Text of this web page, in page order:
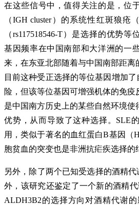
在这些信号中，值得关注的是，位
（IGH cluster）的系统性红斑狼疮
（rs117518546-T）是选择的优势等
基因频率在中国南部和大洋洲的一
来，在东亚北部随着与中国南部距离
目前这种受正选择的等位基因增加
险，但该等位基因可增强机体的免
是中国南方历史上的某些自然环境
优势，从而导致了这种选择。SLE
用，类似于著名的血红蛋白B基因（
胞贫血的突变也是非洲抗疟疾选择的
另外，除了两个已知受选择的酒精
外，该研究还鉴定了一个新的酒精代
ALDH3B2的选择方向对酒精代谢